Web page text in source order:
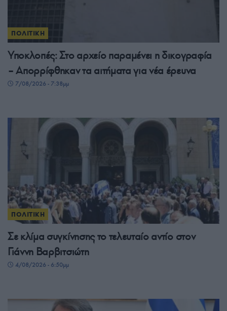
ΠΟΛΙΤΙΚΗ
Υποκλοπές: Στο αρχείο παραμένει η δικογραφία
– Απορρίφθηκαν τα αιτήματα για νέα έρευνα
7/08/2026 - 7:38μμ
ΠΟΛΙΤΙΚΗ
Σε κλίμα συγκίνησης το τελευταίο αντίο στον
Γιάννη Βαρβιτσιώτη
4/08/2026 - 6:50μμ